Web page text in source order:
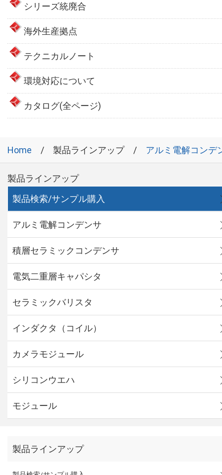
シリーズ統廃合
海外生産拠点
テクニカルノート
環境対応について
カタログ(全ページ)
Home 製品ラインアップ アルミ電解コンデ
製品ラインアップ
製品検索/サンプル購入
アルミ電解コンデンサ
積層セラミックコンデンサ
電気二重層キャパシタ
セラミックバリスタ
インダクタ（コイル）
カメラモジュール
シリコンウエハ
モジュール
製品ラインアップ